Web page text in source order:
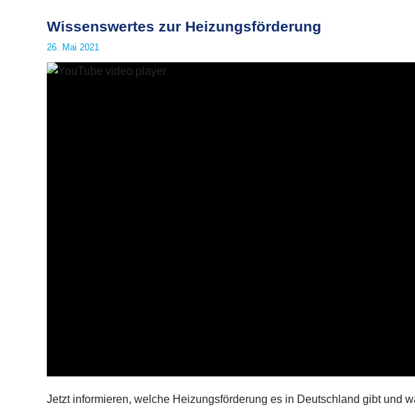
Wissenswertes zur Heizungsförderung
26. Mai 2021
Jetzt informieren, welche Heizungsförderung es in Deutschland gibt und